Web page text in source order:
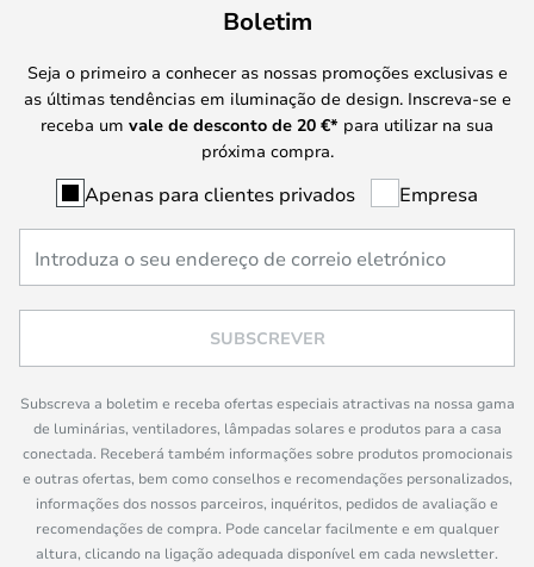
Boletim
Seja o primeiro a conhecer as nossas promoções exclusivas e
as últimas tendências em iluminação de design. Inscreva-se e
receba um vale de desconto de 20 €* para utilizar na sua
próxima compra.
Apenas para clientes privados Empresa
SUBSCREVER
Subscreva a boletim e receba ofertas especiais atractivas na nossa gama
de luminárias, ventiladores, lâmpadas solares e produtos para a casa
conectada. Receberá também informações sobre produtos promocionais
e outras ofertas, bem como conselhos e recomendações personalizados,
informações dos nossos parceiros, inquéritos, pedidos de avaliação e
recomendações de compra. Pode cancelar facilmente e em qualquer
altura, clicando na ligação adequada disponível em cada newsletter.